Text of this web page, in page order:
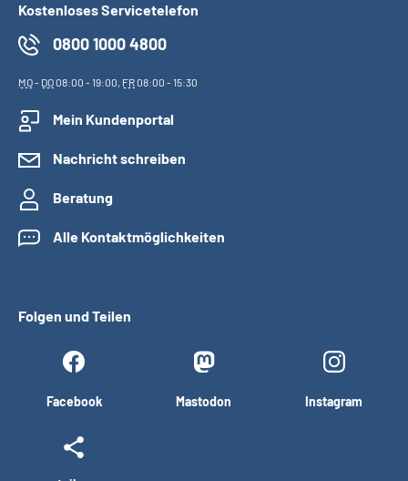
Kostenloses Servicetelefon
0800 1000 4800
MO- DO08:00 - 19:00, FR08:00 - 15:30
Mein Kundenportal
Nachricht schreiben
Beratung
Alle Kontaktmöglichkeiten
Folgen und Teilen
Facebook Mastodon Instagram